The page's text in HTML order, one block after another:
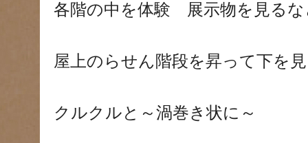
各階の中を体験 展示物を見る
屋上のらせん階段を昇って下を
クルクルと～渦巻き状に～